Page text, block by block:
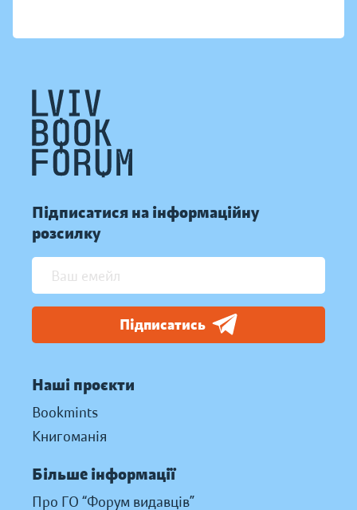
Підписатися на інформаційну
розсилку
Підписатись
Наші проєкти
Bookmints
Книгоманія
Більше інформації
Про ГО “Форум видавців”